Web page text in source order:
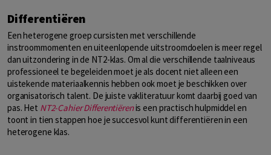
Differentiëren
Een heterogene groep cursisten met verschillende
instroommomenten en uiteenlopende uitstroomdoelen is meer regel
dan uitzondering in de NT2-klas. Om al die verschillende taalniveaus
professioneel te begeleiden moet je als docent niet alleen een
uistekende materiaalkennis hebben ook moet je beschikken over
organisatorisch talent. De juiste vakliteratuur komt daarbij goed van
pas. Het NT2-Cahier Differentiërenis een practisch hulpmiddel en
toont in tien stappen hoe je succesvol kunt differentiëren in een
heterogene klas.